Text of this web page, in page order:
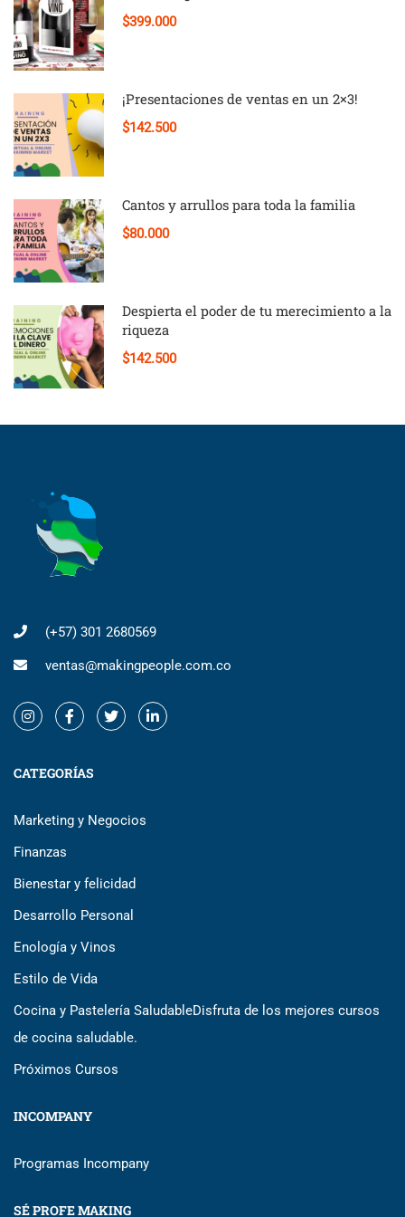
$399.000
¡Presentaciones de ventas en un 2×3!
$142.500
Cantos y arrullos para toda la familia
$80.000
Despierta el poder de tu merecimiento a la
riqueza
$142.500
(+57) 301 2680569
ventas@makingpeople.com.co
CATEGORÍAS
Marketing y Negocios
Finanzas
Bienestar y felicidad
Desarrollo Personal
Enología y Vinos
Estilo de Vida
Cocina y Pastelería SaludableDisfruta de los mejores cursos
de cocina saludable.
Próximos Cursos
INCOMPANY
Programas Incompany
SÉ PROFE MAKING